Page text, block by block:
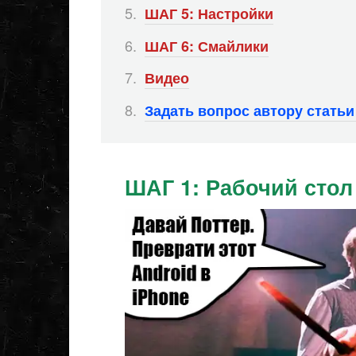
ШАГ 5: Настройки
ШАГ 6: Смайлики
Видео
Задать вопрос автору
ШАГ 1: Рабочий стол